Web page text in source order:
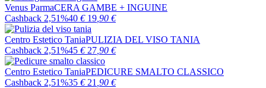
Venus ParmaCERA GAMBE + INGUINE
Cashback 2,51%40 € 19 ,90 €
Centro Estetico TaniaPULIZIA DEL VISO TANIA
Cashback 2,51%45 € 27 ,90 €
Centro Estetico TaniaPEDICURE SMALTO CLASSICO
Cashback 2,51%35 € 21 ,90 €